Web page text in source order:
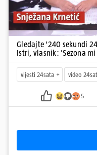
Gledajte '240 sekundi
Istri, vlasnik: 'Sezona
vijesti 24sata video
5